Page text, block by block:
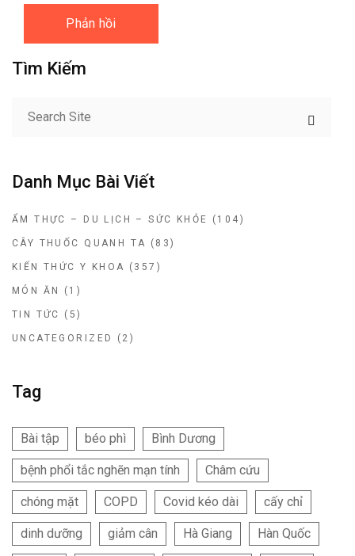
Tìm Kiếm
Danh Mục Bài Viết
ẨM THỰC – DU LỊCH – SỨC KHỎE (104)
CÂY THUỐC QUANH TA (83)
KIẾN THỨC Y KHOA (357)
MÓN ĂN (1)
TIN TỨC (5)
UNCATEGORIZED (2)
Tag
Bài tập béo phì Bình Dương
bệnh phổi tắc nghẽn mạn tính Châm cứu
chóng mặt COPD Covid kéo dài cấy chỉ
dinh dưỡng giảm cân Hà Giang Hàn Quốc